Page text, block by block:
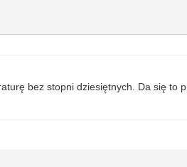
bez stopni dziesiętnych. Da się to